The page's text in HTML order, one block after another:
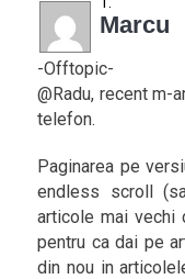
Marcu
-Offtopic-
@Radu, recent m-
telefon.
Paginarea pe
endless scroll
articole mai vechi
pentru ca dai pe
din nou in